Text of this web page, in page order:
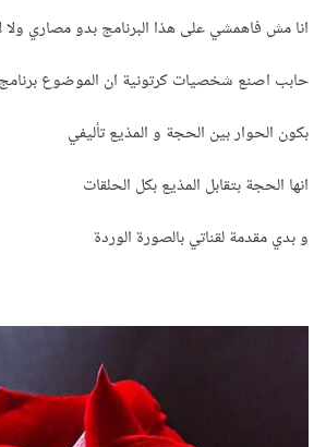
انا مش فاهمشي على هذا البرنامج بدو مصاري ولا
حابب اصنع شخصيات كرتونية ان الموضوع
بكون الحوار بين الحجة و المذيع تأليفي
انها الحجة بتقابل المذيع بكل الحلقات
و بدي مقدمة لقناتي بالصورة الوردة